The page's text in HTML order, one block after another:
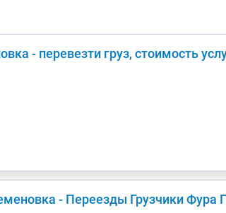
- перевезти груз, стоимость
- Переезды Грузчики Фура